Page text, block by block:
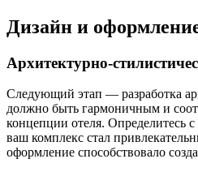
Дизайн и
Архитектурно-
Следующий этап — разработка
должно быть гармоничным и
концепции отеля. Определитесь
ваш комплекс стал
оформление способствовало